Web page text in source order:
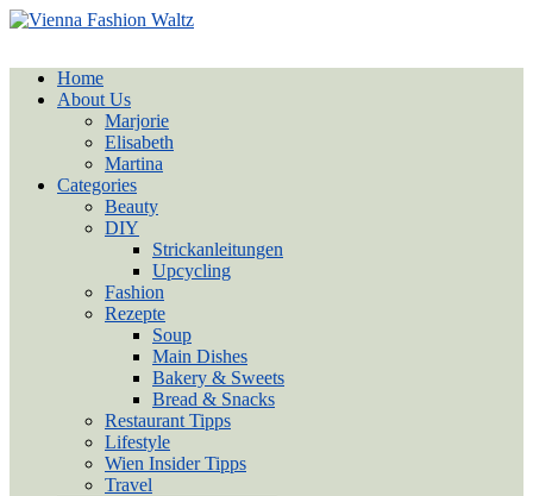
Home
About Us
Marjorie
Elisabeth
Martina
Categories
Beauty
DIY
Strickanleitungen
Upcycling
Fashion
Rezepte
Soup
Main Dishes
Bakery & Sweets
Bread & Snacks
Restaurant Tipps
Lifestyle
Wien Insider Tipps
Travel